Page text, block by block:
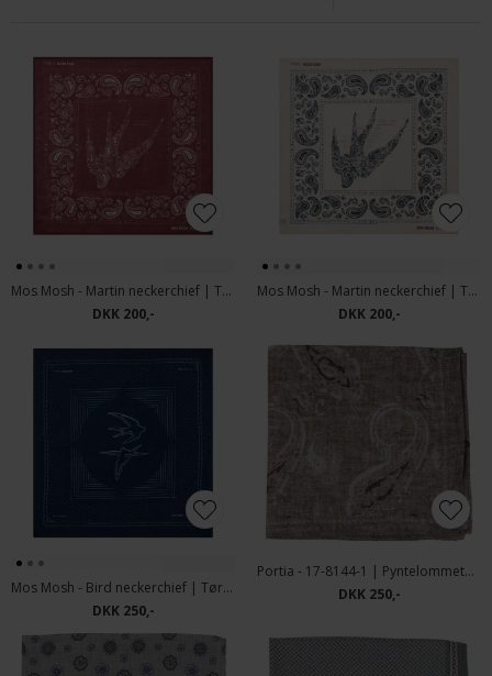
Mos Mosh - Martin neckerchief | Tørklæde Burnt Russet
DKK 200,-
Mos Mosh - Martin neckerchief | Tørklæde Ecru
DKK 200,-
Mos Mosh - Bird neckerchief | Tørklæde Indigo Blue
DKK 250,-
Portia - 17-8144-1 | Pyntelommetørklæde
DKK 250,-